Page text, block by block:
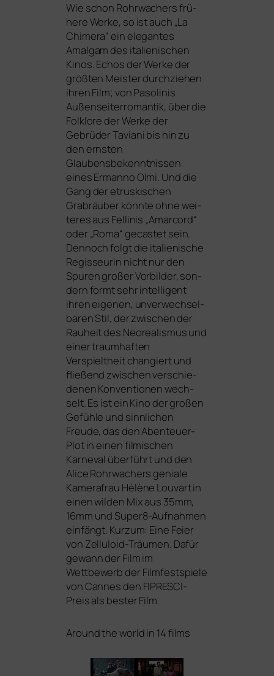
Wie schon Rohrwachers frü­
he­re Werke, so ist auch „La
Chimera“ ein ele­gan­tes
Amalgam des ita­lie­ni­schen
Kinos. Echos der Werke der
größ­ten Meister durch­zie­hen
ihren Film; von Pasolinis
Außenseiterromantik, über die
Folklore der Werke der
Gebrüder Taviani bis hin zu
den erns­ten
Glaubensbekenntnissen
eines Ermanno Olmi. Und die
Gang der etrus­ki­schen
Grabräuber könn­te ohne wei­
te­res aus Fellinis „Amarcord“
oder „Roma“ gecas­tet sein.
Dennoch folgt die ita­lie­ni­sche
Regisseurin nicht nur den
Spuren gro­ßer Vorbilder, son­
dern formt sehr intel­li­gent
ihren eige­nen, unver­wech­sel­
ba­ren Stil, der zwi­schen der
Rauheit des Neorealismus und
einer traum­haf­ten
Verspieltheit chan­giert und
flie­ßend zwi­schen ver­schie­
de­nen Konventionen wech­
selt. Es ist ein Kino der gro­ßen
Gefühle und sinn­li­chen
Freude, das den Abenteuer-
Plot in einen fil­mi­schen
Karneval über­führt und den
Alice Rohrwachers genia­le
Kamerafrau Hélène Louvart in
einen wil­den Mix aus 35mm,
16mm und Super8-Aufnahmen
ein­fängt. Kurzum: Eine Feier
von Zelluloid-Träumen. Dafür
gewann der Film im
Wettbewerb der Filmfestspiele
von Cannes den FIPRESCI-
Preis als bes­ter Film.
Around the world in 14 films